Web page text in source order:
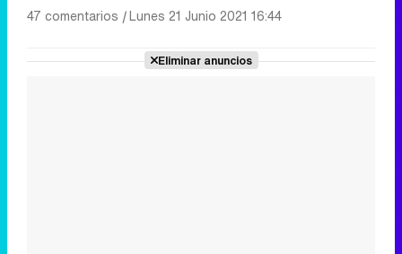
47 comentarios |Lunes 21 Junio 2021 16:44
Eliminar anuncios